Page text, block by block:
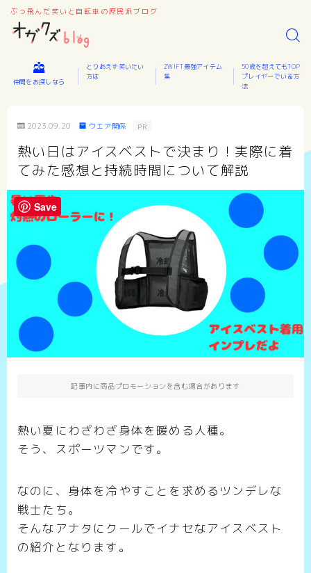
ぶっ飛んだ笑いと自転車の庶民派ブログ
仲間をお探しなら
とりあえず笑いたい
方は
ZWIFT最強アイテム
集
50歳を超えてもTOP
プレイヤーでいる方
法
2023.09.20 ウエア関係 PR
熱い日はアイスベストで決まり！実際に着
てみた感想と持続時間について解説
記事内に商品プロモーションを含む場合があります
熱い夏にわざわざ身体を暖める人種。
そう、スポーツマンです。
なのに、身体を冷やすことを求めるツンデレな
戦士たち。
そんなアナタにクールでイナセなアイスベスト
の紹介となります。
Save